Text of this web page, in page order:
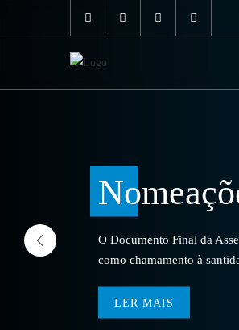
O Documento Final da
como chamamento à
LER MAIS